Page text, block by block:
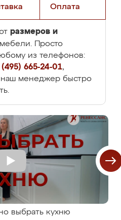
Оплата
размеров и
Просто
из телефонов:
665-24-01,
наш менеджер быстро
выбрать кухню